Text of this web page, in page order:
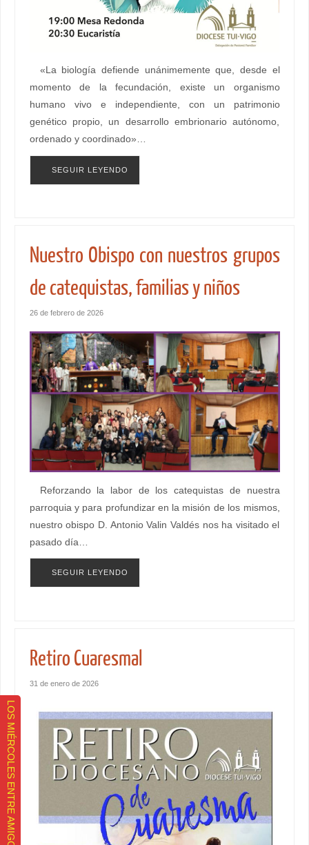
«La biología defiende unánimemente que, desde el
momento de la fecundación, existe un organismo
humano vivo e independiente, con un patrimonio
genético propio, un desarrollo embrionario autónomo,
ordenado y coordinado»…
SEGUIR LEYENDO
Nuestro Obispo con nuestros grupos
de catequistas, familias y niños
26 de febrero de 2026
Reforzando la labor de los catequistas de nuestra
parroquia y para profundizar en la misión de los mismos,
nuestro obispo D. Antonio Valin Valdés nos ha visitado el
pasado día…
SEGUIR LEYENDO
Retiro Cuaresmal
31 de enero de 2026
LOS MIÉRCOLES ENTRE AMIGOS